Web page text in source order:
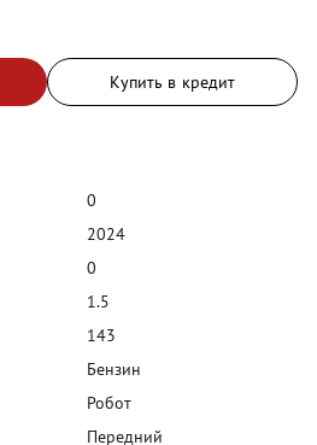
Купить в кредит
0
2024
0
1.5
143
Бензин
Робот
Передний